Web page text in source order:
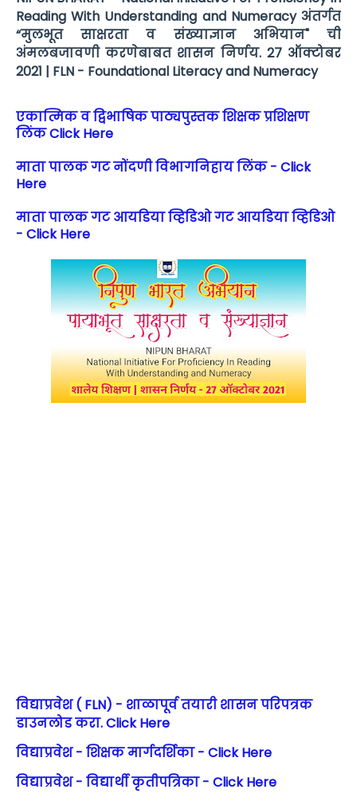
Reading With Understanding and Numeracy अंतर्गत
“मुलभूत साक्षरता व संख्याज्ञान अभियान" ची
अंमलबजावणी करणेबाबत शासन निर्णय. 27 ऑक्टोबर
2021 | FLN - Foundational Literacy and Numeracy
एकात्मिक व द्विभाषिक पाठ्यपुस्तक शिक्षक प्रशिक्षण
लिंक Click Here
माता पालक गट नोंदणी विभागनिहाय लिंक - Click
Here
माता पालक गट आयडिया व्हिडिओ गट आयडिया व्हिडिओ
- Click Here
विद्याप्रवेश ( FLN) - शाळापूर्व तयारी शासन परिपत्रक
डाउनलोड करा. Click Here
विद्याप्रवेश - शिक्षक मार्गदर्शिका - Click Here
विद्याप्रवेश - विद्यार्थी कृतीपत्रिका - Click Here